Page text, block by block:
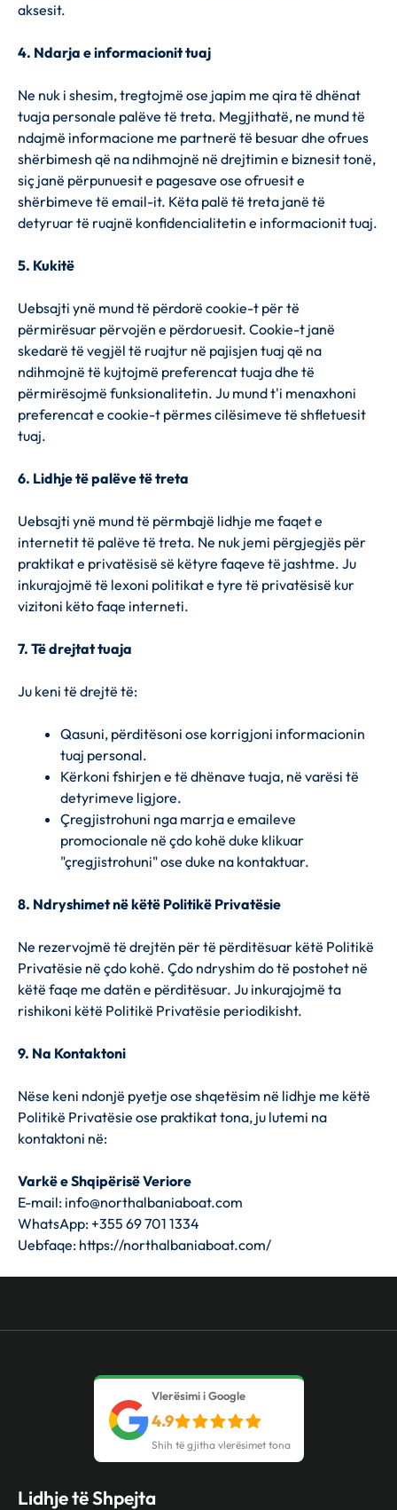
aksesit.
4. Ndarja e informacionit tuaj
Ne nuk i shesim, tregtojmë ose japim me qira të dhënat
tuaja personale palëve të treta. Megjithatë, ne mund të
ndajmë informacione me partnerë të besuar dhe ofrues
shërbimesh që na ndihmojnë në drejtimin e biznesit tonë,
siç janë përpunuesit e pagesave ose ofruesit e
shërbimeve të email-it. Këta palë të treta janë të
detyruar të ruajnë konfidencialitetin e informacionit tuaj.
5. Kukitë
Uebsajti ynë mund të përdorë cookie-t për të
përmirësuar përvojën e përdoruesit. Cookie-t janë
skedarë të vegjël të ruajtur në pajisjen tuaj që na
ndihmojnë të kujtojmë preferencat tuaja dhe të
përmirësojmë funksionalitetin. Ju mund t'i menaxhoni
preferencat e cookie-t përmes cilësimeve të shfletuesit
tuaj.
6. Lidhje të palëve të treta
Uebsajti ynë mund të përmbajë lidhje me faqet e
internetit të palëve të treta. Ne nuk jemi përgjegjës për
praktikat e privatësisë së këtyre faqeve të jashtme. Ju
inkurajojmë të lexoni politikat e tyre të privatësisë kur
vizitoni këto faqe interneti.
7. Të drejtat tuaja
Ju keni të drejtë të:
Qasuni, përditësoni ose korrigjoni informacionin
tuaj personal.
Kërkoni fshirjen e të dhënave tuaja, në varësi të
detyrimeve ligjore.
Çregjistrohuni nga marrja e emaileve
promocionale në çdo kohë duke klikuar
"çregjistrohuni" ose duke na kontaktuar.
8. Ndryshimet në këtë Politikë Privatësie
Ne rezervojmë të drejtën për të përditësuar këtë Politikë
Privatësie në çdo kohë. Çdo ndryshim do të postohet në
këtë faqe me datën e përditësuar. Ju inkurajojmë ta
rishikoni këtë Politikë Privatësie periodikisht.
9. Na Kontaktoni
Nëse keni ndonjë pyetje ose shqetësim në lidhje me këtë
Politikë Privatësie ose praktikat tona, ju lutemi na
kontaktoni në:
Varkë e Shqipërisë Veriore
E-mail: info@northalbaniaboat.com
WhatsApp: +355 69 701 1334
Uebfaqe: https://northalbaniaboat.com/
Vlerësimi i Google
4.9
Shih të gjitha vlerësimet tona
Lidhje të Shpejta